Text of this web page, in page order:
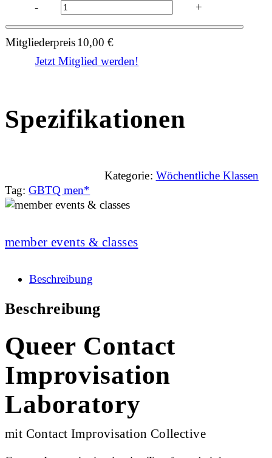
-
+
Mitgliederpreis10,00€
Jetzt Mitglied werden!
Spezifikationen
Kategorie: Wöchentliche Klassen
Tag: GBTQ men*
member events & classes
Beschreibung
Beschreibung
Queer Contact
Improvisation
Laboratory
mit Contact Improvisation Collective